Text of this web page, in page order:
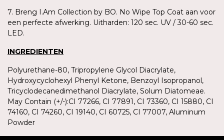
7. Breng I.Am Collection by BO. No Wipe Top Coat aan voor
een perfecte afwerking. Uitharden: 120 sec. UV / 30-60 sec.
LED.
INGREDIENTEN
Polyurethane-80, Tripropylene Glycol Diacrylate,
Hydroxycyclohexyl Phenyl Ketone, Benzoyl Isopropanol,
Tricyclodecanedimethanol Diacrylate, Solum Diatomeae.
May Contain (+/-):CI 77266, CI 77891, CI 73360, CI 15880, CI
74160, CI 74260, CI 19140, CI 60725, CI 77007, Aluminum
Powder